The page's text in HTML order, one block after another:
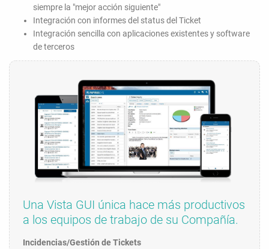
siempre la "mejor acción siguiente"
Integración con informes del status del Ticket
Integración sencilla con aplicaciones existentes y software
de terceros
Una Vista GUI única hace más productivos
a los equipos de trabajo de su Compañía.
Incidencias/Gestión de Tickets